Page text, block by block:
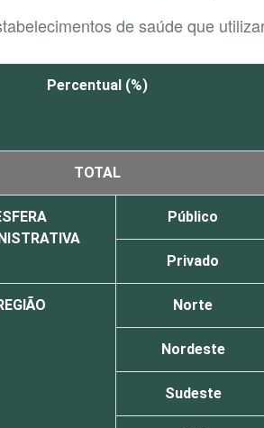
de saúde que
Percentual (%)
TOTAL
Público
Privado
Norte
Nordeste
Sudeste